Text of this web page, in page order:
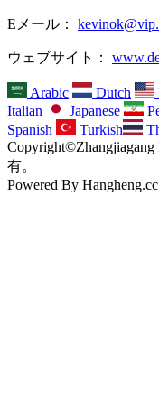
Eメール：
ウェブサイト：
Arabic Dutch
Italian
Japanese
Spanish
Turkish
有。
Powered By Hangheng.cc